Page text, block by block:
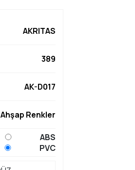
AKRITAS
389
AK-D017
Ahşap Renkler
ABS
PVC